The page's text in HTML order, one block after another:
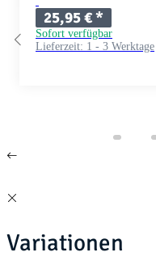
25,95 €*
Sofort verfügbar
Lieferzeit: 1 - 3 Werktage
Variationen